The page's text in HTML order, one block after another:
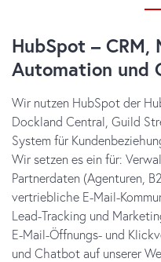
HubSpot –
Automation und
Wir nutzen HubSpot der
Dockland Central, Guild
System für
Wir setzen es ein für:
Partnerdaten (Agenturen,
vertriebliche E-Mail-
Lead-Tracking und
E-Mail-Öffnungs- und
und Chatbot auf unserer